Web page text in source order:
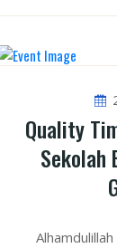
Quality
Sekolah